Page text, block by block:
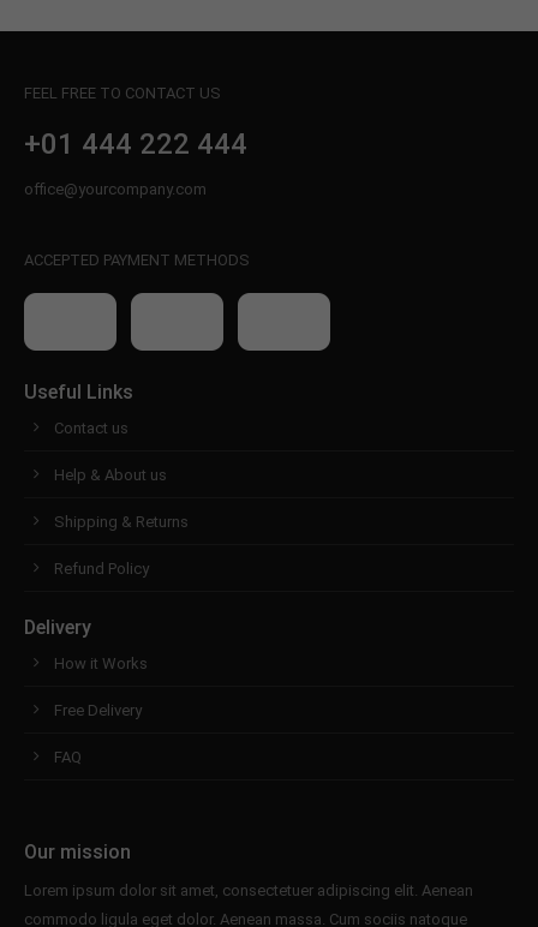
parturient montes, nascetur ridiculus mus. Donec
FEEL FREE TO CONTACT US
+01 444 222 444
office@yourcompany.com
ACCEPTED PAYMENT METHODS
Useful Links
Contact us
Help & About us
Shipping & Returns
Refund Policy
Delivery
How it Works
Free Delivery
FAQ
Our mission
Lorem ipsum dolor sit amet, consectetuer adipiscing elit. Aenean
commodo ligula eget dolor. Aenean massa. Cum sociis natoque